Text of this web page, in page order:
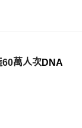
含以上)免運費
含以上)免運費
60萬人次DNA